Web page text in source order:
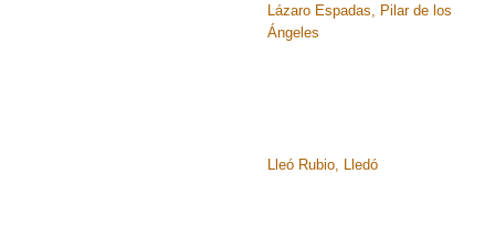
Lázaro Espadas, Pilar de los
Ángeles
Lleó Rubio, Lledó